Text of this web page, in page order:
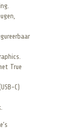
True
C)